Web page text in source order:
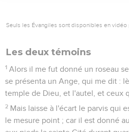
Seuls les Évangiles sont disponibles en vidéo
Les deux témoins
1 Alors il me fut donné un roseau
se présenta un Ange, qui me dit :
temple de Dieu, et l'autel, et ceux
2 Mais laisse à l'écart le parvis qui
le mesure point ; car il est donné